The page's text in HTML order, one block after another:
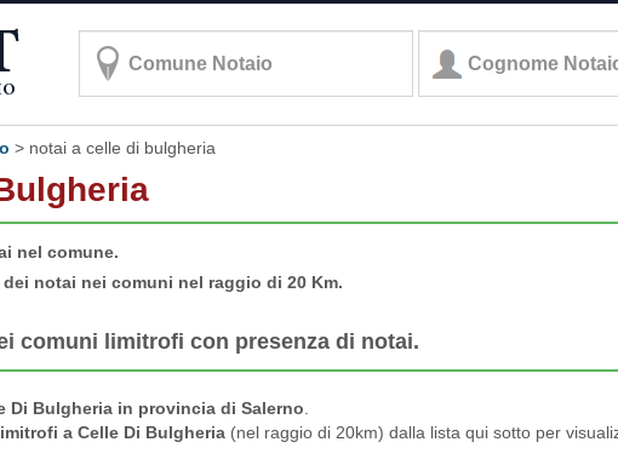
> notai a celle di bulgheria
nel comune.
notai nei comuni nel raggio di 20 Km.
comuni limitrofi con presenza di notai.
Di Bulgheria in provincia di Salerno
a Celle Di Bulgheria (nel raggio di 20km) dalla lista qui sotto per